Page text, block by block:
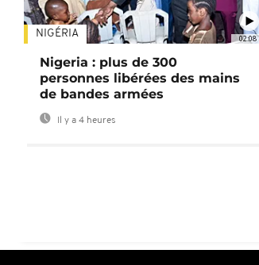
02:08
NIGÉRIA
Nigeria : plus de 300
personnes libérées des mains
de bandes armées
Il y a 4 heures